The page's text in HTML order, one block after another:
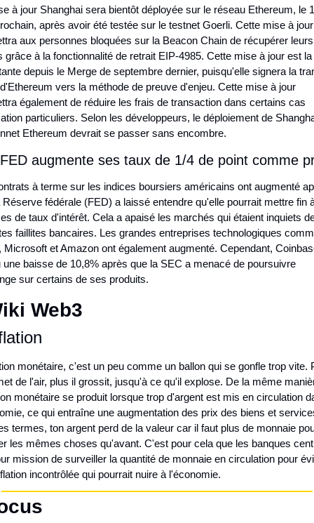
à jour Shanghai sera bientôt déployée sur le réseau Ethereum, le
après avoir été testée sur le testnet Goerli. Cette mise à jour
aux personnes bloquées sur la Beacon Chain de récupérer leurs
grâce à la fonctionnalité de retrait EIP-4985. Cette mise à jour est
depuis le Merge de septembre dernier, puisqu'elle signera la
vers la méthode de preuve d'enjeu. Cette mise à jour
également de réduire les frais de transaction dans certains cas
particuliers. Selon les développeurs, le déploiement de
Ethereum devrait se passer sans encombre.
augmente ses taux de 1/4 de point comme
à terme sur les indices boursiers américains ont augmenté
Réserve fédérale (FED) a laissé entendre qu'elle pourrait mettre fin
de taux d'intérêt. Cela a apaisé les marchés qui étaient inquiets
faillites bancaires. Les grandes entreprises technologiques
Microsoft et Amazon ont également augmenté. Cependant,
une baisse de 10,8% après que la SEC a menacé de poursuivre
sur certains de ses produits.
Web3
monétaire, c'est un peu comme un ballon qui se gonfle trop vite.
de l'air, plus il grossit, jusqu'à ce qu'il explose. De la même
monétaire se produit lorsque trop d'argent est mis en circulation
ce qui entraîne une augmentation des prix des biens et
termes, ton argent perd de la valeur car il faut plus de monnaie
les mêmes choses qu'avant. C'est pour cela que les banques
mission de surveiller la quantité de monnaie en circulation pour
incontrôlée qui pourrait nuire à l'économie.